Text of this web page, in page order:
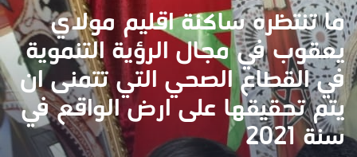
ما تنتظره ساكنة اقليم مولاي
يعقوب في مجال الرؤية التنموية
في القطاع الصحي التي تتمنى ان
يتم تحقيقها على ارض الواقع في
سنة 2021